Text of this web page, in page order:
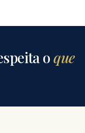
oque